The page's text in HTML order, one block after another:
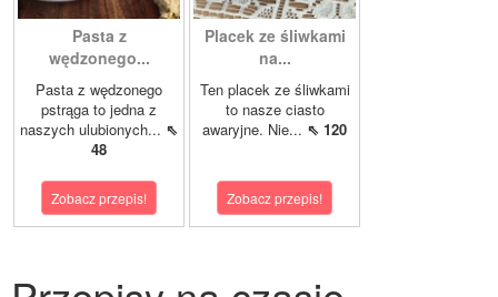
Pasta z
wędzonego...
Pasta z wędzonego
pstrąga to jedna z
naszych ulubionych... ⇖
48
Zobacz przepis!
Placek ze śliwkami
na...
Ten placek ze śliwkami
to nasze ciasto
awaryjne. Nie... ⇖ 120
Zobacz przepis!